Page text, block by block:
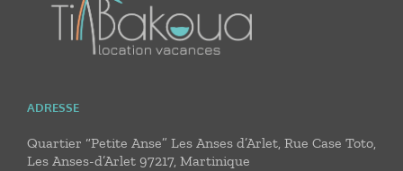
ADRESSE
Quartier “Petite Anse” Les Anses d’Arlet, Rue Case Toto,
Les Anses-d’Arlet 97217, Martinique